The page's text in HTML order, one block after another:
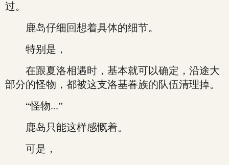
过。
鹿岛仔细回想着具体的细节。
特别是，
在跟夏洛相遇时，基本就可以确定，沿途大
部分的怪物，都被这支洛基眷族的队伍清理掉。
“怪物...”
鹿岛只能这样感慨着。
可是，